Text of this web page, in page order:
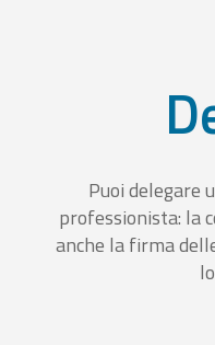
Puoi delegare
professionista: la
anche la firma